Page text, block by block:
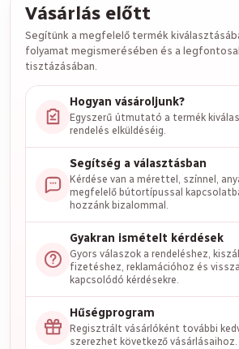
Vásárlás előtt
Segítünk a megfelelő termék
folyamat megismerésében és a
tisztázásában.
Hogyan vásároljunk?
Egyszerű útmutató a termék
rendelés elküldéséig.
Segítség a választásban
Kérdése van a mérettel, színnel,
megfelelő bútortípussal
hozzánk bizalommal.
Gyakran ismételt kérdések
Gyors válaszok a rendeléshez,
fizetéshez, reklamációhoz és
kapcsolódó kérdésekre.
Hűségprogram
Regisztrált vásárlóként további
szerezhet következő vásárlásaihoz.